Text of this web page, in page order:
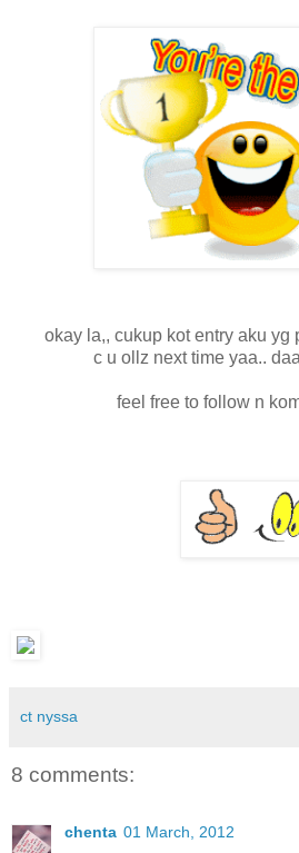
okay la,, cukup kot entry aku yg
c u ollz next time yaa..
feel free to follow n
ct nyssa
8 comments:
chenta 01 March, 2012